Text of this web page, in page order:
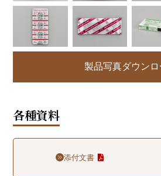
製品写真ダウンロ
各種資料
添付文書